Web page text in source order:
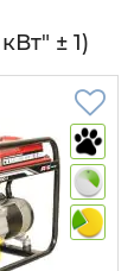
± 1)